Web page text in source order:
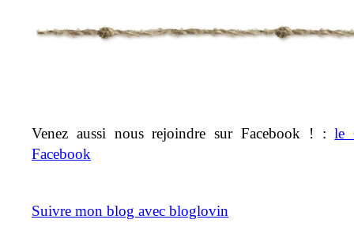
Venez aussi nous rejoindre sur Facebook ! :le
Facebook
Suivre mon blog avec bloglovin